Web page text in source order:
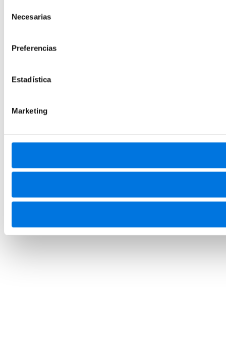
Necesarias
Preferencias
Estadística
Marketing